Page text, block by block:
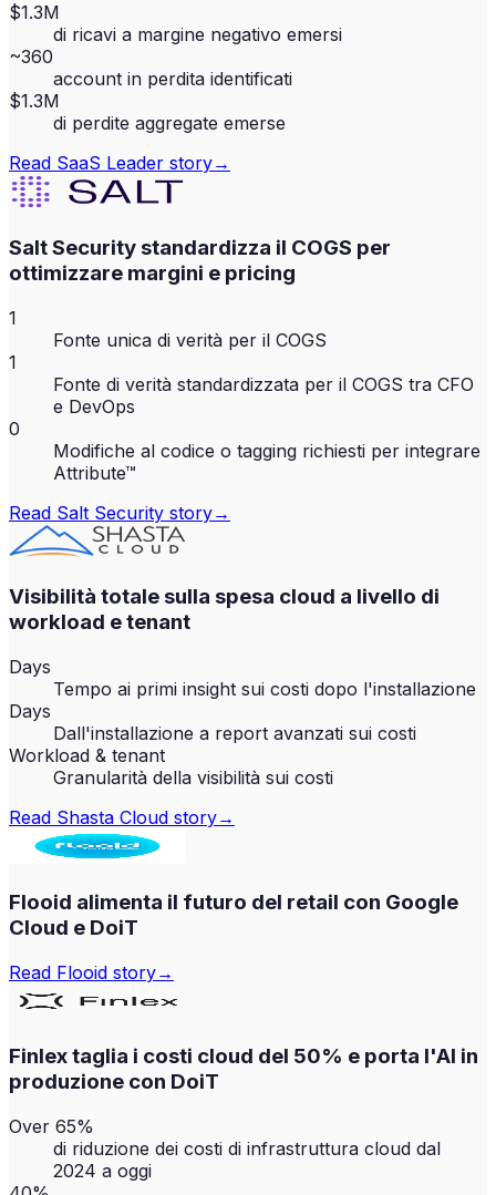
$1.3M
di ricavi a margine negativo emersi
~360
account in perdita identificati
$1.3M
di perdite aggregate emerse
Read SaaS Leader story→
Salt Security standardizza il COGS per
ottimizzare margini e pricing
1
Fonte unica di verità per il COGS
1
Fonte di verità standardizzata per il COGS tra CFO
e DevOps
0
Modifiche al codice o tagging richiesti per integrare
Attribute™
Read Salt Security story→
Visibilità totale sulla spesa cloud a livello di
workload e tenant
Days
Tempo ai primi insight sui costi dopo l'installazione
Days
Dall'installazione a report avanzati sui costi
Workload & tenant
Granularità della visibilità sui costi
Read Shasta Cloud story→
Flooid alimenta il futuro del retail con Google
Cloud e DoiT
Read Flooid story→
Finlex taglia i costi cloud del 50% e porta l'AI in
produzione con DoiT
Over 65%
di riduzione dei costi di infrastruttura cloud dal
2024 a oggi